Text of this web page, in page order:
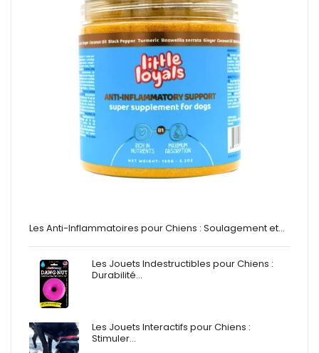
Les Anti-Inflammatoires pour Chiens : Soulagement et…
Les Jouets Indestructibles pour Chiens :
Durabilité…
Les Jouets Interactifs pour Chiens :
Stimuler…